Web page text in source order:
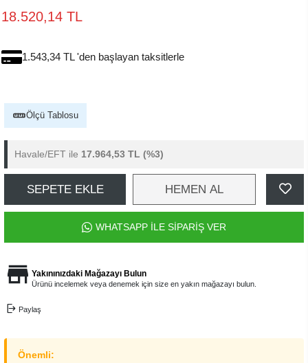
18.520,14 TL
1.543,34 TL 'den başlayan taksitlerle
Ölçü Tablosu
Havale/EFT ile 17.964,53 TL (%3)
SEPETE EKLE HEMEN AL
WHATSAPP İLE SİPARİŞ VER
Yakınınızdaki Mağazayı Bulun
Ürünü incelemek veya denemek için size en yakın mağazayı bulun.
Paylaş
Önemli: